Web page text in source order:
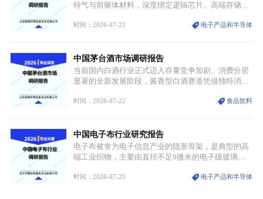
特气与前驱体材料，深度绑定逻辑芯片、高端存储芯
沉积（CVD）、原子层沉积（ALD）工艺专用前驱体
密制造流程。
时间：2026-07-23 电子产品和半导体
中国茅台酒市场调研报告
当前国内白酒行业正式迈入存量竞争加剧、消费分层
显著的全新发展阶段，酱香型白酒赛道凭借独特消费
道。贵州茅台凭借独一无二的核心产区壁垒、刚性产
业。
时间：2026-07-22 食品饮料
中国电子布行业研究报告
电子布被誉为电子信息产业的隐形骨架，是典型的高
端工业织物，主要由直径不足9微米的电子级玻璃纤
生产制造过程中不可或缺的核心基材。电子布具备高
时间：2026-07-20 电子产品和半导体